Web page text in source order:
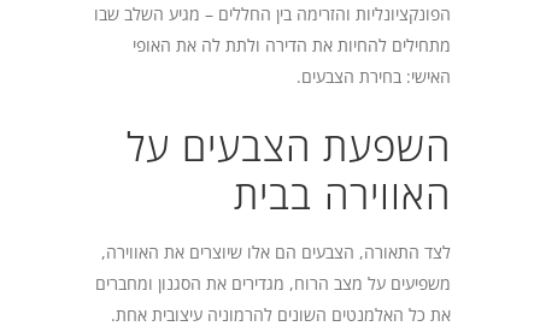
הפונקציונליות והזרימה בין החללים – מגיע השלב שבו
מתחילים להחיות את הדירה ולתת לה את האופי
האישי: בחירת הצבעים.
השפעת הצבעים על
האווירה בבית
לצד התאורה, הצבעים הם אלו שיוצרים את האווירה,
משפיעים על מצב הרוח, מגדירים את הסגנון ומחברים
את כל האלמנטים השונים להרמוניה עיצובית אחת.